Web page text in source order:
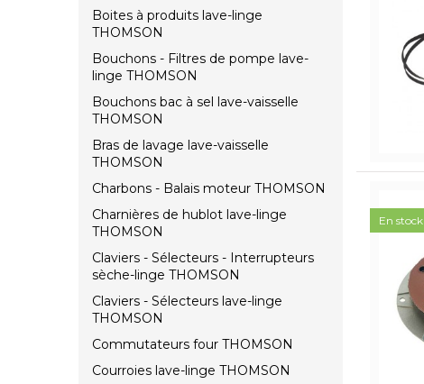
Boites à produits lave-linge
THOMSON
Bouchons - Filtres de pompe lave-
linge THOMSON
Bouchons bac à sel lave-vaisselle
THOMSON
Bras de lavage lave-vaisselle
THOMSON
Charbons - Balais moteur THOMSON
Charnières de hublot lave-linge
THOMSON
Claviers - Sélecteurs - Interrupteurs
sèche-linge THOMSON
Claviers - Sélecteurs lave-linge
THOMSON
Commutateurs four THOMSON
Courroies lave-linge THOMSON
En stock